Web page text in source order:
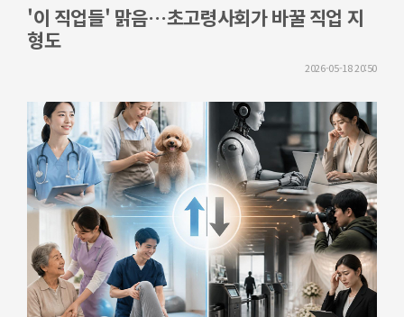
'이 직업들' 맑음…초고령사회가 바꿀 직업 지
형도
2026-05-18 20:50